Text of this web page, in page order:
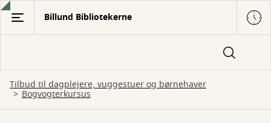
Gå
hovedindhold
Billund Bibliotekerne
Tilbud til dagplejere, vuggestuer og børnehaver
Bogvogterkursus